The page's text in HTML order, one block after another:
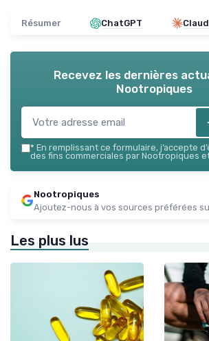
Résumer ChatGPT
Recevez les dernières
Nootropiques
* En remplissant ce formulaire, j’accepte
des fins commerciales par Nootropiques
Nootropiques
Ajoutez-nous à vos sources préférées
Les plus lus